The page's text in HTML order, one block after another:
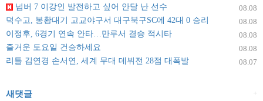
08.08
넘버 7 이강인 발전하고 싶어 안달 난 선수
08.08
덕수고, 봉황대기 고교야구서 대구북구SC에 42대 0 승리
08.08
이정후, 6경기 연속 안타…만루서 결승 적시타
08.08
즐거운 토요일 건승하세요
08.07
리틀 김연경 손서연, 세계 무대 데뷔전 28점 대폭발
+
새댓글